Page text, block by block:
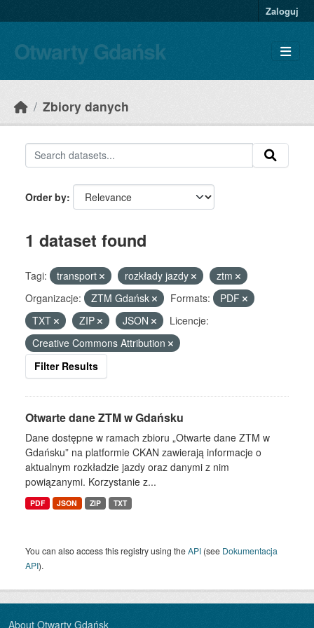
Zaloguj
Otwarty Gdańsk
Zbiory danych
Order by
1 dataset found
Tagi: transport rozkłady jazdy
ztm
Organizacje:
ZTM Gdańsk Formats:
PDF
TXT
ZIP JSON
Licencje:
Creative Commons Attribution
Filter Results
Otwarte dane ZTM w Gdańsku
Dane dostępne w ramach zbioru „Otwarte dane ZTM w
Gdańsku” na platformie CKAN zawierają informacje o
aktualnym rozkładzie jazdy oraz danymi z nim
powiązanymi. Korzystanie z...
PDF JSON ZIP TXT
You can also access this registry using theAPI (see Dokumentacja
API).
About Otwarty Gdańsk